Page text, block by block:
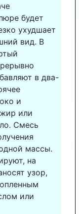
будет
ухудшает
вид. В
в два-
и
или
Смесь
массы.
на
узор,
или